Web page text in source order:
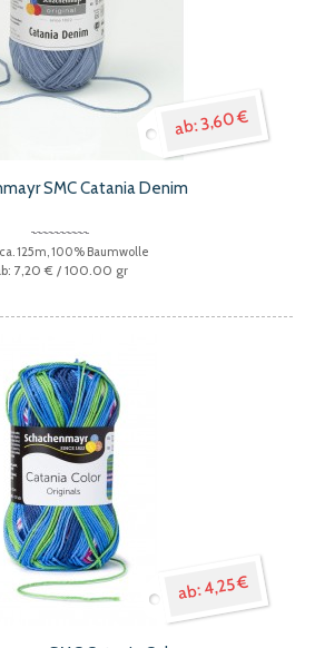
3,60 €
SMC Catania Denim
125m, 100% Baumwolle
7,20 € / 100.00 gr
4,25 €